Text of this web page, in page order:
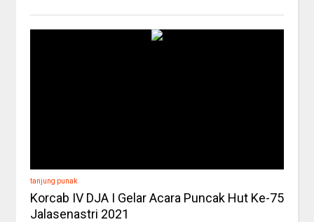
tanjung punak
Korcab IV DJA I Gelar Acara Puncak Hut Ke-75
Jalasenastri 2021